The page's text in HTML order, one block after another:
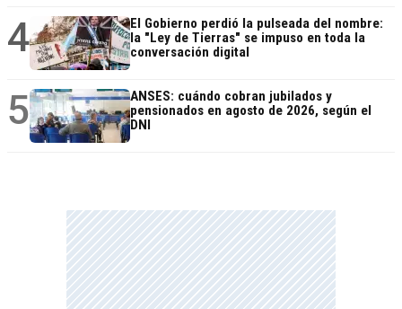
4
El Gobierno perdió la pulseada del nombre:
la "Ley de Tierras" se impuso en toda la
conversación digital
5
ANSES: cuándo cobran jubilados y
pensionados en agosto de 2026, según el
DNI